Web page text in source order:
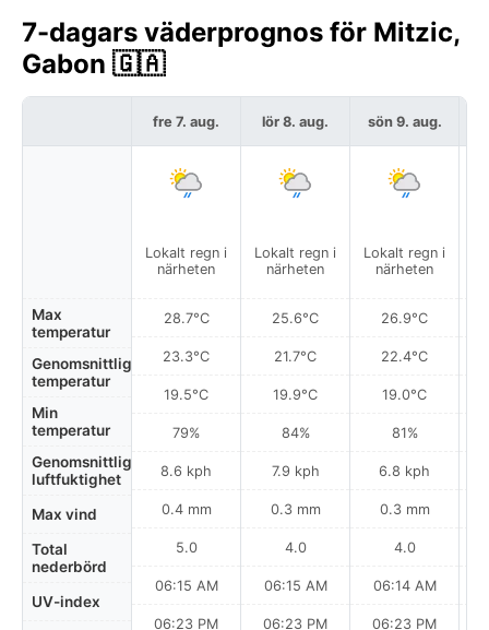
7-dagars väderprognos för Mitzic,
Gabon 🇬🇦
Max
temperatur
Genomsnittlig
temperatur
Min
temperatur
Genomsnittlig
luftfuktighet
Max vind
Total
nederbörd
UV-index
fre 7. aug.
Lokalt regn i
närheten
28.7°C
23.3°C
19.5°C
79%
8.6 kph
0.4 mm
5.0
06:15 AM
06:23 PM
lör 8. aug.
Lokalt regn i
närheten
25.6°C
21.7°C
19.9°C
84%
7.9 kph
0.3 mm
4.0
06:15 AM
06:23 PM
sön 9. aug.
Lokalt regn i
närheten
26.9°C
22.4°C
19.0°C
81%
6.8 kph
0.3 mm
4.0
06:14 AM
06:23 PM